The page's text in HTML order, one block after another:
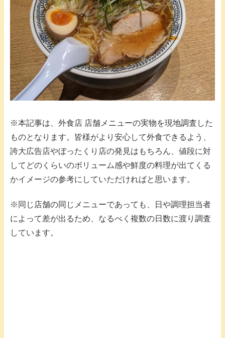
※本記事は、外食店 店舗メニューの実物を現地調査した
ものとなります。皆様がより安心して外食できるよう、
誇大広告店やぼったくり店の発見はもちろん、値段に対
してどのくらいのボリューム感や鮮度の料理が出てくる
かイメージの参考にしていただければと思います。
※同じ店舗の同じメニューであっても、日や調理担当者
によって差が出るため、なるべく複数の日数に渡り調査
しています。